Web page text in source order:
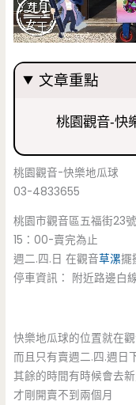
文章重點
桃園觀音-快
桃園觀音-快樂地瓜球
03-4833655
桃園市觀音區五福街23
15：00-賣完為止
週二.四.日 在觀音草漯擺
停車資訊： 附近路邊白
快樂地瓜球的位置就在
而且只有賣週二.四.週日
其餘的時間有時候會去
才剛開賣不到兩個月